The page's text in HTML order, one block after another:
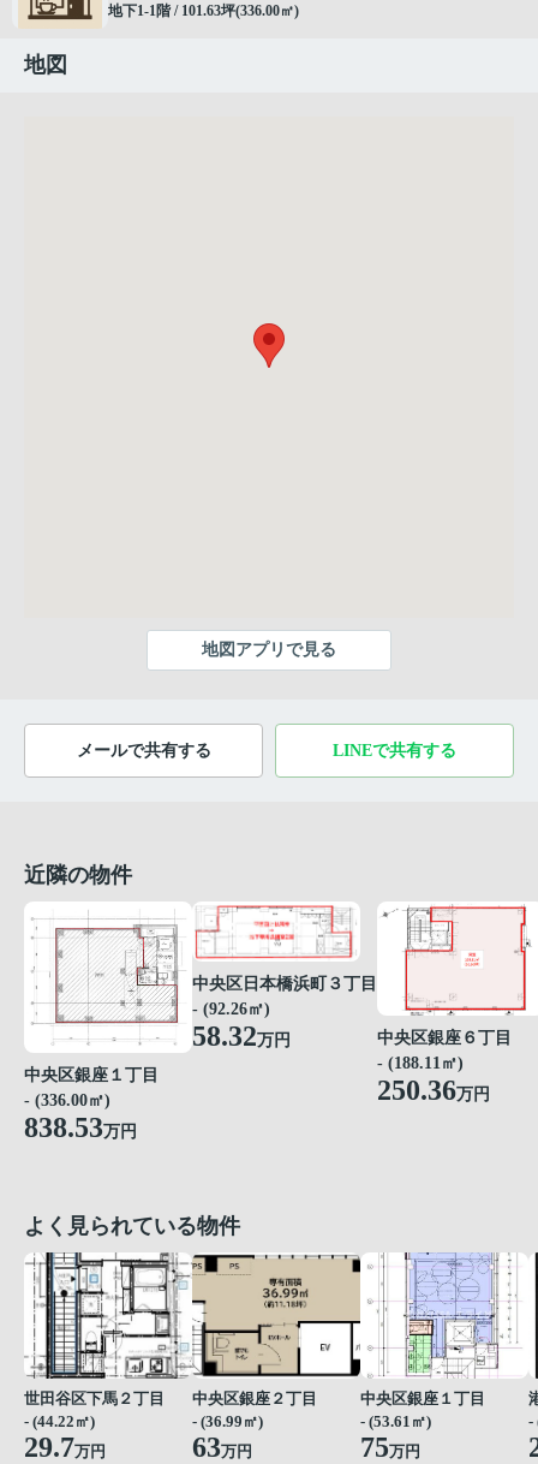
地下1-1階 / 101.63坪(336.00㎡)
地図
地図アプリで見る
メールで共有する LINEで共有する
近隣の物件
中央区銀座１丁目
- (336.00㎡)
838.53万円
中央区日本橋浜町３丁目
- (92.26㎡)
58.32万円
中央区銀座６丁目
- (188.11㎡)
250.36万円
よく見られている物件
世田谷区下馬２丁目
- (44.22㎡)
29.7万円
中央区銀座２丁目
- (36.99㎡)
63万円
中央区銀座１丁目
- (53.61㎡)
75万円
-